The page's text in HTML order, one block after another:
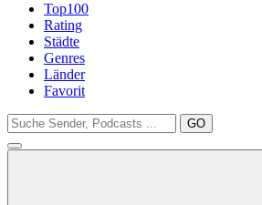
Top100
Rating
Städte
Genres
Länder
Favorit
GO